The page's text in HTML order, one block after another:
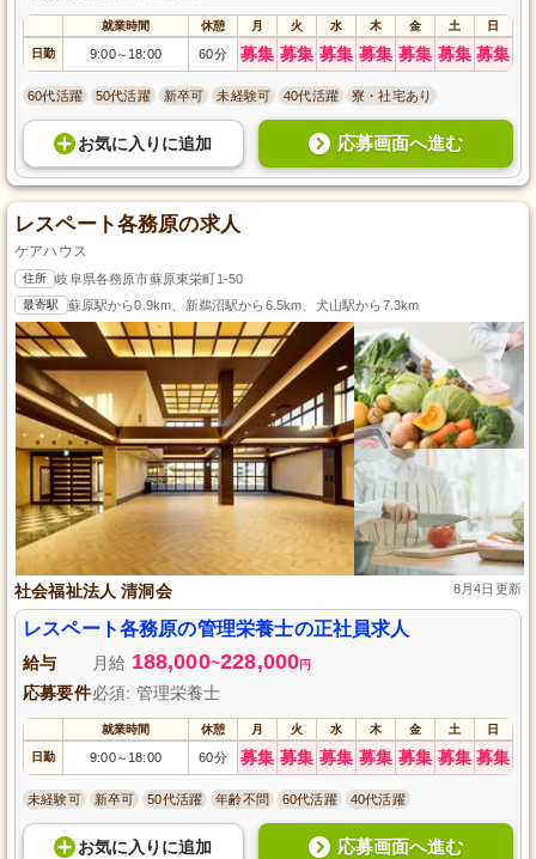
就業時間 休憩 月 火 水 木 金 土 日
日勤 9:00～ 18:00 60分 募集 募集 募集 募集 募集 募集 募集
60代活躍 50代活躍 新卒可 未経験可 40代活躍 寮・社宅あり
お気に入り に追加 応募画面へ進む
レスペート各務原の求人
ケアハウス
住所 岐阜県各務原市蘇原東栄町1-50
最寄駅 蘇原駅から0.9km、新鵜沼駅から6.5km、犬山駅から7.3km
社会福祉法人 清洞会 8月4日更新
レスペート各務原の管理栄養士の正社員求人
給与 月給 188,000~228,000円
応募要件必須: 管理栄養士
就業時間 休憩 月 火 水 木 金 土 日
日勤 9:00～ 18:00 60分 募集 募集 募集 募集 募集 募集 募集
未経験可 新卒可 50代活躍 年齢不問 60代活躍 40代活躍
お気に入り に追加 応募画面へ進む